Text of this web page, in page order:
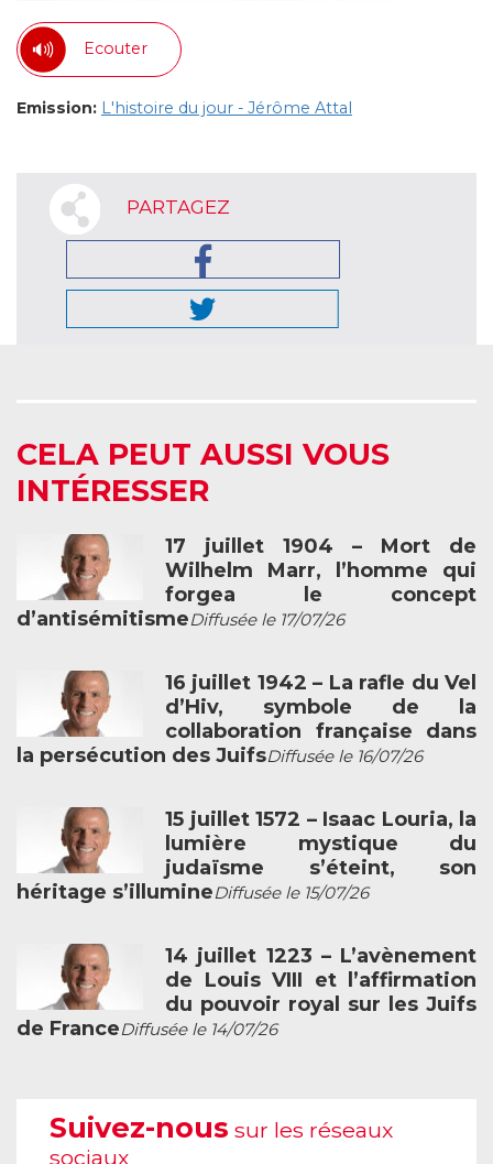
Ecouter
Emission: L'histoire du jour - Jérôme Attal
PARTAGEZ
CELA PEUT AUSSI VOUS
INTÉRESSER
17 juillet 1904 – Mort de
Wilhelm Marr, l’homme qui
forgea le concept
d’antisémitismeDiffusée le 17/07/26
16 juillet 1942 – La rafle du Vel
d’Hiv, symbole de la
collaboration française dans
la persécution des JuifsDiffusée le 16/07/26
15 juillet 1572 – Isaac Louria, la
lumière mystique du
judaïsme s’éteint, son
héritage s’illumineDiffusée le 15/07/26
14 juillet 1223 – L’avènement
de Louis VIII et l’affirmation
du pouvoir royal sur les Juifs
de FranceDiffusée le 14/07/26
Suivez-nous sur les réseaux
sociaux